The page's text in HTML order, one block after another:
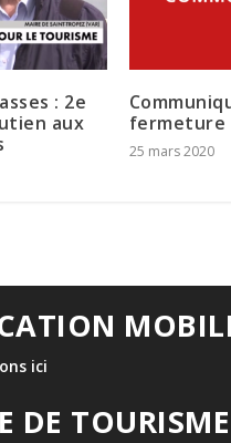
: 2e
aux
fermeture
25 mars 2020
ici
DE TOURISME